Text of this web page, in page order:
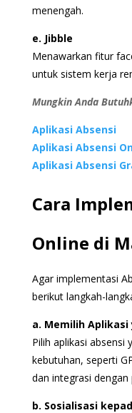
menengah.
e. Jibble
Menawarkan fitur
untuk sistem kerja
Mungkin Anda
Aplikasi Absensi
Aplikasi Absensi
Aplikasi Absensi
Cara
Online di
Agar implementasi
berikut langkah-
a. Memilih Aplikasi
Pilih aplikasi absensi
kebutuhan, seperti
dan integrasi dengan
b. Sosialisasi